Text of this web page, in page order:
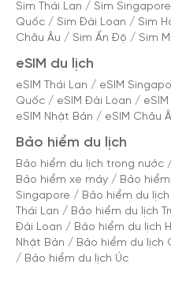
Sim Thái Lan / Sim Singapore
Quốc / Sim Đài Loan / Sim
Châu Âu / Sim Ấn Độ / Sim
eSIM du lịch
eSIM Thái Lan / eSIM
Quốc / eSIM Đài Loan /
eSIM Nhật Bản / eSIM Châu
Bảo hiểm du lịch
Bảo hiểm du lịch trong nước /
Bảo hiểm xe máy / Bảo
Singapore / Bảo hiểm du
Thái Lan / Bảo hiểm du lịch
Đài Loan / Bảo hiểm du lịch
Nhật Bản / Bảo hiểm du lịch
/ Bảo hiểm du lịch Úc